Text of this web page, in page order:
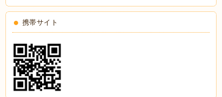
携帯サイト